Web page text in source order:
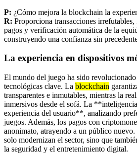
P: ¿Cómo mejora la blockchain la
R: Proporciona transacciones
pagos y verificación automática de la
construyendo una confianza sin
La experiencia en dispositivos
El mundo del juego ha sido
tecnológicas clave. La blockchain
transparentes e inmutables, mientras la
inmersivos desde el sofá. La
experiencia del usuario**, analizando
juegos. Además, los pagos con
anonimato, atrayendo a un público nuevo.
solo modernizan el sector, sino que
la seguridad y el entretenimiento digital.